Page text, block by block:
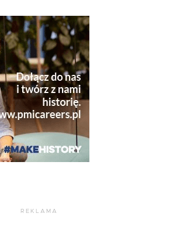
REKLAMA